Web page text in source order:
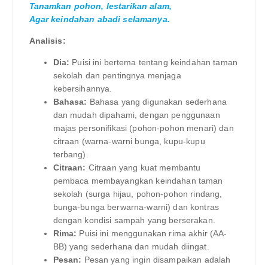
Tanamkan pohon, lestarikan alam,
Agar keindahan abadi selamanya.
Analisis:
Dia: Puisi ini bertema tentang keindahan taman
sekolah dan pentingnya menjaga
kebersihannya.
Bahasa: Bahasa yang digunakan sederhana
dan mudah dipahami, dengan penggunaan
majas personifikasi (pohon-pohon menari) dan
citraan (warna-warni bunga, kupu-kupu
terbang).
Citraan: Citraan yang kuat membantu
pembaca membayangkan keindahan taman
sekolah (surga hijau, pohon-pohon rindang,
bunga-bunga berwarna-warni) dan kontras
dengan kondisi sampah yang berserakan.
Rima: Puisi ini menggunakan rima akhir (AA-
BB) yang sederhana dan mudah diingat.
Pesan: Pesan yang ingin disampaikan adalah